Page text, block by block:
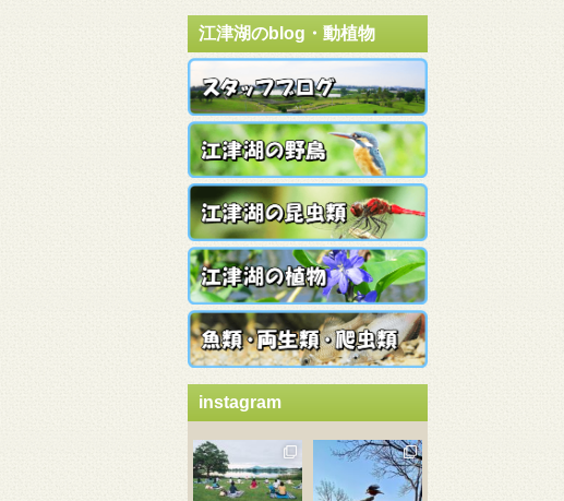
江津湖のblog・動植物
instagram
3月 18